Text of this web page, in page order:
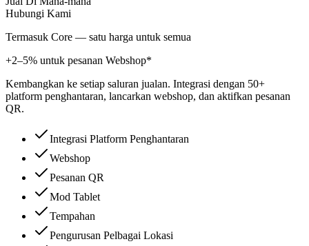
Hubungi Kami
Termasuk Core — satu harga untuk semua
+2–5% untuk pesanan Webshop*
Kembangkan ke setiap saluran jualan. Integrasi dengan 50+
platform penghantaran, lancarkan webshop, dan aktifkan pesanan
QR.
Integrasi Platform Penghantaran
Webshop
Pesanan QR
Mod Tablet
Tempahan
Pengurusan Pelbagai Lokasi